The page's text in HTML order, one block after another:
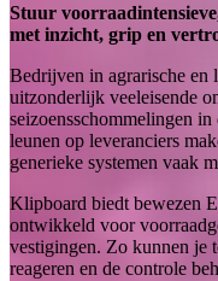
Stuur
met inzicht, grip en
Bedrijven in agrarische en
uitzonderlijk veeleisende
seizoensschommelingen
leunen op leveranciers
generieke systemen vaak
Klipboard biedt bewezen
ontwikkeld voor
vestigingen. Zo kunnen je
reageren en de controle